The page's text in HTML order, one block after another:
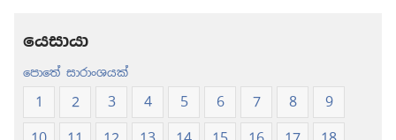
(2024(2024
යෙසායා
පොතේ සාරාංශයක්
1 2 3 4 5 6 7 8
9